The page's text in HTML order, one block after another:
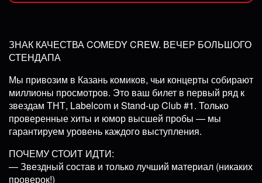
ЗНАК КАЧЕСТВА COMEDY CREW. ВЕЧЕР БОЛЬШОГО
СТЕНДАПА
Мы привозим в Казань комиков, чьи концерты собирают
миллионы просмотров. Это ваш билет в первый ряд к
звездам ТНТ, Labelcom и Stand-up Club #1. Только
проверенные хиты и юмор высшей пробы — мы
гарантируем уровень каждого выступления.
ПОЧЕМУ СТОИТ ИДТИ:
— Звездный состав и только лучший материал (никаких
проверок!)